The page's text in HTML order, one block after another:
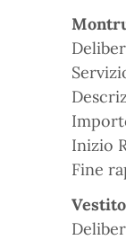
Inizio
Fine